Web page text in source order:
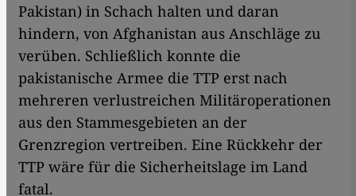
Pakistan) in Schach halten und daran
hindern, von Afghanistan aus Anschläge zu
verüben. Schließlich konnte die
pakistanische Armee die TTP erst nach
mehreren verlustreichen Militäroperationen
aus den Stammesgebieten an der
Grenzregion vertreiben. Eine Rückkehr der
TTP wäre für die Sicherheitslage im Land
fatal.